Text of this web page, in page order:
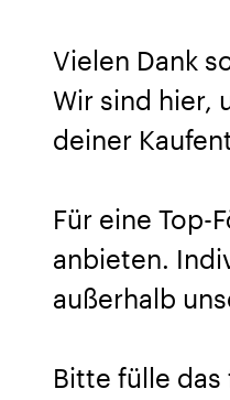
Vielen Dank
Wir sind hier,
deiner
Für eine
anbieten.
außerhalb
Bitte fülle